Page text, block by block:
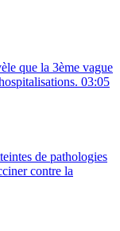
que la 3ème vague
03:05
de pathologies
contre la